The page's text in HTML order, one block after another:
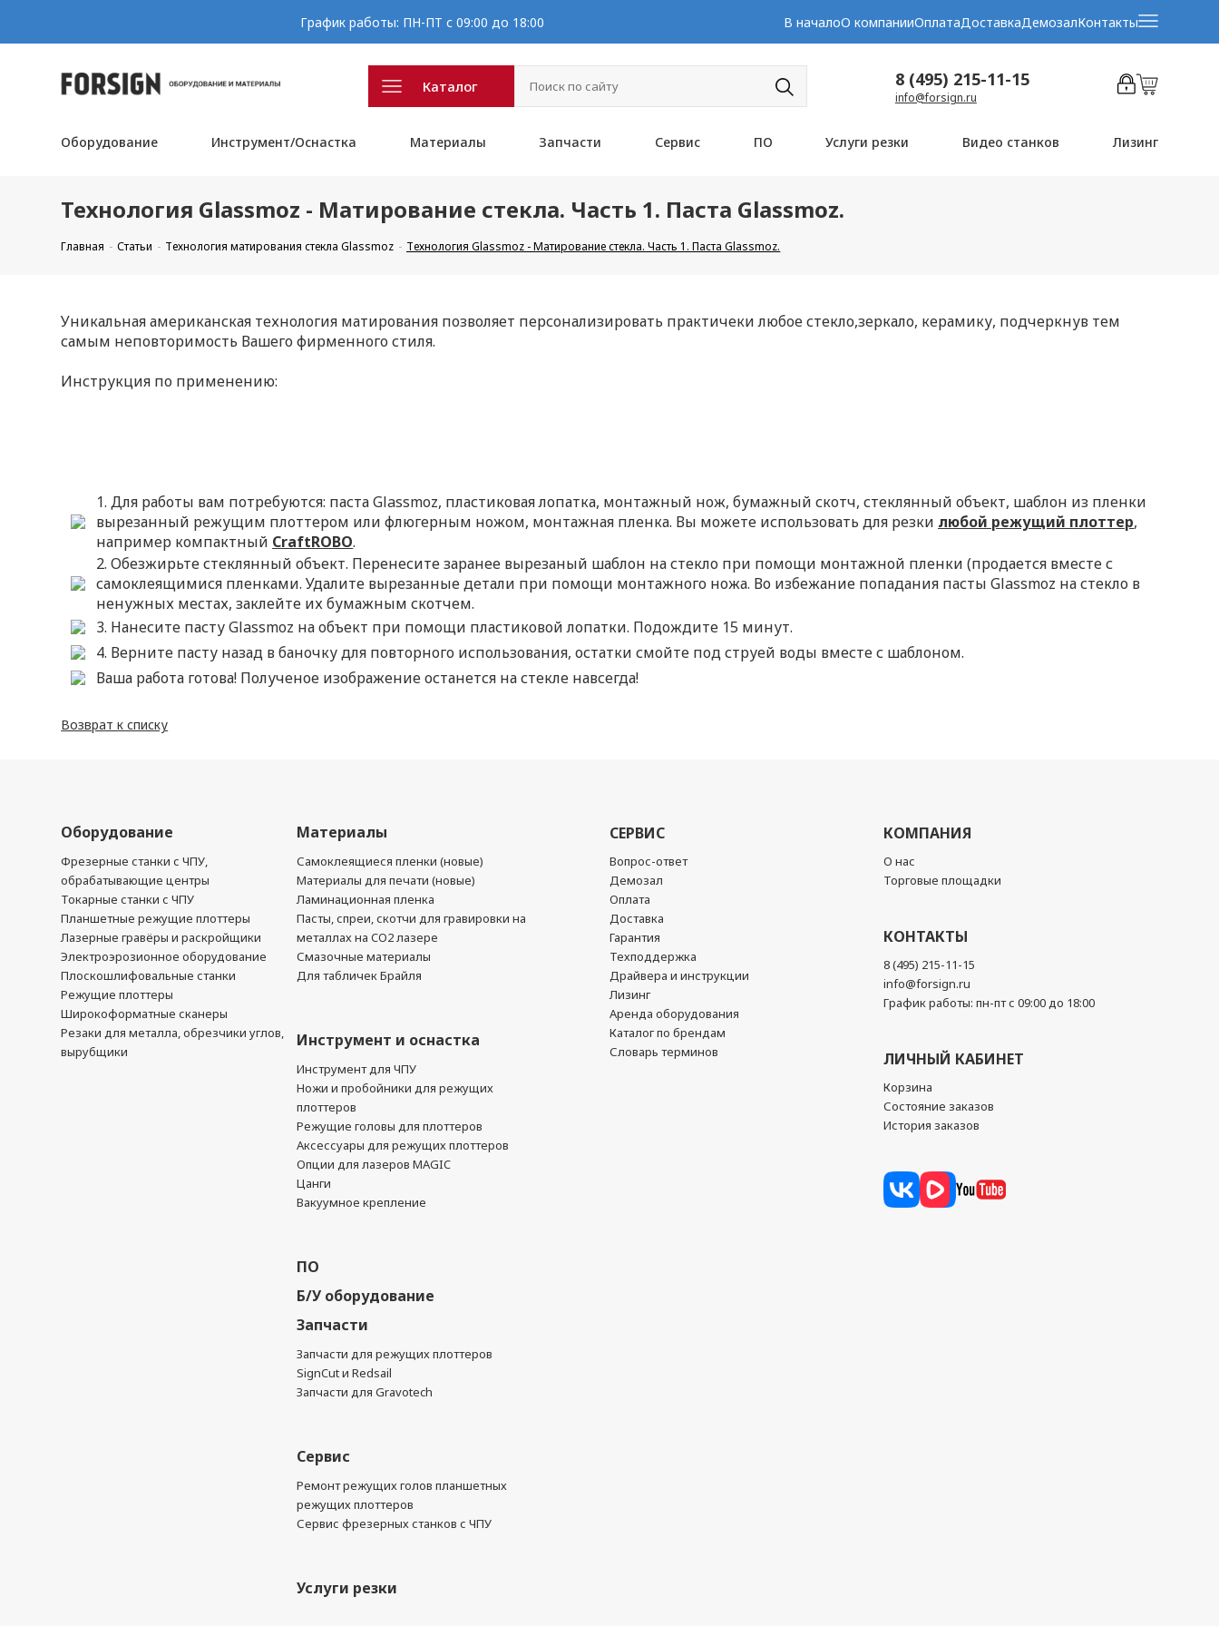
График работы: ПН-ПТ с 09:00 до 18:00 В началоО компанииОплатаДоставкаДемозалКонтакты
Каталог 8 (495) 215-11-15
info@forsign.ru
Оборудование Инструмент/Оснастка Материалы Запчасти Сервис ПО Услуги резки Видео станков Лизинг
Технология Glassmoz - Матирование стекла. Часть 1. Паста Glassmoz.
Главная Статьи Технология матирования стекла Glassmoz Технология Glassmoz - Матирование стекла. Часть 1. Паста Glassmoz.
Уникальная американская технология матирования позволяет персонализировать практичеки любое стекло,зеркало, керамику, подчеркнув тем
самым неповторимость Вашего фирменного стиля.
Инструкция по применению:
1. Для работы вам потребуются: паста Glassmoz, пластиковая лопатка, монтажный нож, бумажный скотч, стеклянный объект, шаблон из пленки
вырезанный режущим плоттером или флюгерным ножом, монтажная пленка. Вы можете использовать для резки любой режущий плоттер,
например компактный CraftROBO.
2. Обезжирьте стеклянный объект. Перенесите заранее вырезаный шаблон на стекло при помощи монтажной пленки (продается вместе с
самоклеящимися пленками. Удалите вырезанные детали при помощи монтажного ножа. Во избежание попадания пасты Glassmoz на стекло в
ненужных местах, заклейте их бумажным скотчем.
3. Нанесите пасту Glassmoz на объект при помощи пластиковой лопатки. Подождите 15 минут.
4. Верните пасту назад в баночку для повторного использования, остатки смойте под струей воды вместе с шаблоном.
Ваша работа готова! Полученое изображение останется на стекле навсегда!
Возврат к списку
Оборудование
Фрезерные станки с ЧПУ,
обрабатывающие центры
Токарные станки с ЧПУ
Планшетные режущие плоттеры
Лазерные гравёры и раскройщики
Электроэрозионное оборудование
Плоскошлифовальные станки
Режущие плоттеры
Широкоформатные сканеры
Резаки для металла, обрезчики углов,
вырубщики
Материалы
Самоклеящиеся пленки (новые)
Материалы для печати (новые)
Ламинационная пленка
Пасты, спреи, скотчи для гравировки на
металлах на CO2 лазере
Смазочные материалы
Для табличек Брайля
Инструмент и оснастка
Инструмент для ЧПУ
Ножи и пробойники для режущих
плоттеров
Режущие головы для плоттеров
Аксессуары для режущих плоттеров
Опции для лазеров MAGIC
Цанги
Вакуумное крепление
ПО
Б/У оборудование
Запчасти
Запчасти для режущих плоттеров
SignCut и Redsail
Запчасти для Gravotech
Сервис
Ремонт режущих голов планшетных
режущих плоттеров
Сервис фрезерных станков с ЧПУ
Услуги резки
СЕРВИС
Вопрос-ответ
Демозал
Оплата
Доставка
Гарантия
Техподдержка
Драйвера и инструкции
Лизинг
Аренда оборудования
Каталог по брендам
Словарь терминов
КОМПАНИЯ
О нас
Торговые площадки
КОНТАКТЫ
8 (495) 215-11-15
info@forsign.ru
График работы: пн-пт с 09:00 до 18:00
ЛИЧНЫЙ КАБИНЕТ
Корзина
Состояние заказов
История заказов